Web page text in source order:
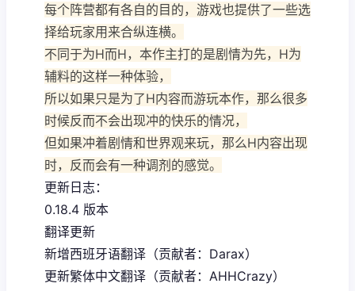
每个阵营都有各自的目的，游戏也提供了一些选
择给玩家用来合纵连横。
不同于为H而H，本作主打的是剧情为先，H为
辅料的这样一种体验，
所以如果只是为了H内容而游玩本作，那么很多
时候反而不会出现冲的快乐的情况，
但如果冲着剧情和世界观来玩，那么H内容出现
时，反而会有一种调剂的感觉。
更新日志：
0.18.4 版本
翻译更新
新增西班牙语翻译（贡献者：Darax）
更新繁体中文翻译（贡献者：AHHCrazy）